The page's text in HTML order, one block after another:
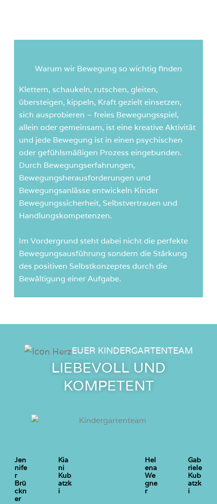
Warum wir Bewegung so wichtig finden
Klettern, schaukeln, rutschen, gleiten,
übersteigen, kippeln, Kraft gezielt einsetzen,
sich ausprobieren – freies Bewegungsspiel,
allein oder gemeinsam, ist eine kreative Aktivität
und jede Bewegung ist in einen psychischen
oder gefühlsmäßigen Prozess eingebunden.
Durch Bewegungserfahrungen,
Bewegungsherausforderungen und
Bewegungsanlässe entwickeln Kinder
Bewegungssicherheit, Selbstvertrauen und
Handlungskompetenzen.
Im Vordergrund steht dabei nicht die perfekte
Bewegungsausführung sondern die Stärkung
des positiven Selbstkonzeptes durch die
Bewältigung einer Aufgabe.
EUER KINDERGARTENTEAM
LIEBEVOLL UND
KOMPETENT
Jen
nife
r
Brü
ckn
er
Kia
ni
Kub
atzk
i
Hel
ena
We
gne
r
Gab
riele
Kub
atzk
i